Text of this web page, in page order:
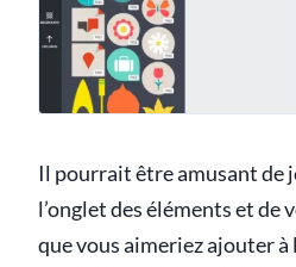
Il pourrait être amusant de
l’onglet des éléments et de
que vous aimeriez ajouter à